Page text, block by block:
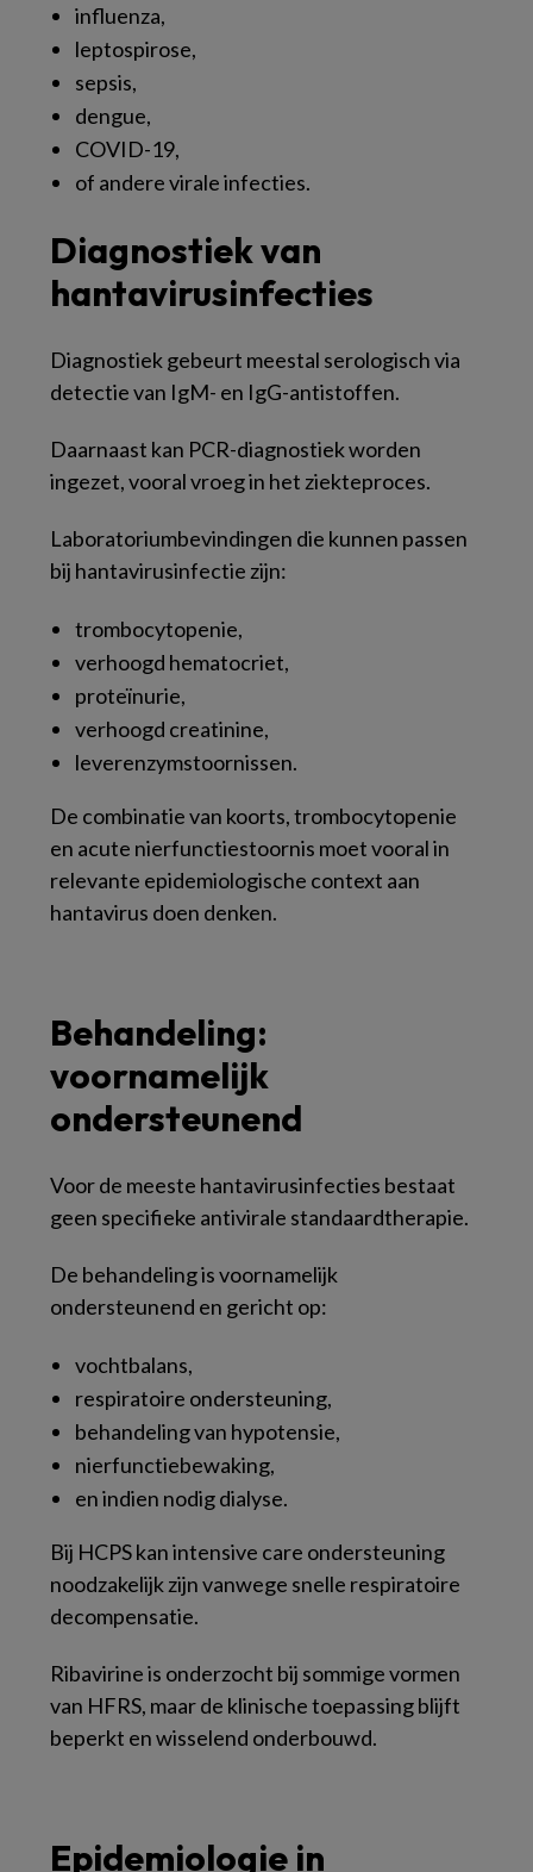
influenza,
leptospirose,
sepsis,
dengue,
COVID-19,
of andere virale infecties.
Diagnostiek van
hantavirusinfecties
Diagnostiek gebeurt meestal serologisch via
detectie van IgM- en IgG-antistoffen.
Daarnaast kan PCR-diagnostiek worden
ingezet, vooral vroeg in het ziekteproces.
Laboratoriumbevindingen die kunnen passen
bij hantavirusinfectie zijn:
trombocytopenie,
verhoogd hematocriet,
proteïnurie,
verhoogd creatinine,
leverenzymstoornissen.
De combinatie van koorts, trombocytopenie
en acute nierfunctiestoornis moet vooral in
relevante epidemiologische context aan
hantavirus doen denken.
Behandeling:
voornamelijk
ondersteunend
Voor de meeste hantavirusinfecties bestaat
geen specifieke antivirale standaardtherapie.
De behandeling is voornamelijk
ondersteunend en gericht op:
vochtbalans,
respiratoire ondersteuning,
behandeling van hypotensie,
nierfunctiebewaking,
en indien nodig dialyse.
Bij HCPS kan intensive care ondersteuning
noodzakelijk zijn vanwege snelle respiratoire
decompensatie.
Ribavirine is onderzocht bij sommige vormen
van HFRS, maar de klinische toepassing blijft
beperkt en wisselend onderbouwd.
Epidemiologie in